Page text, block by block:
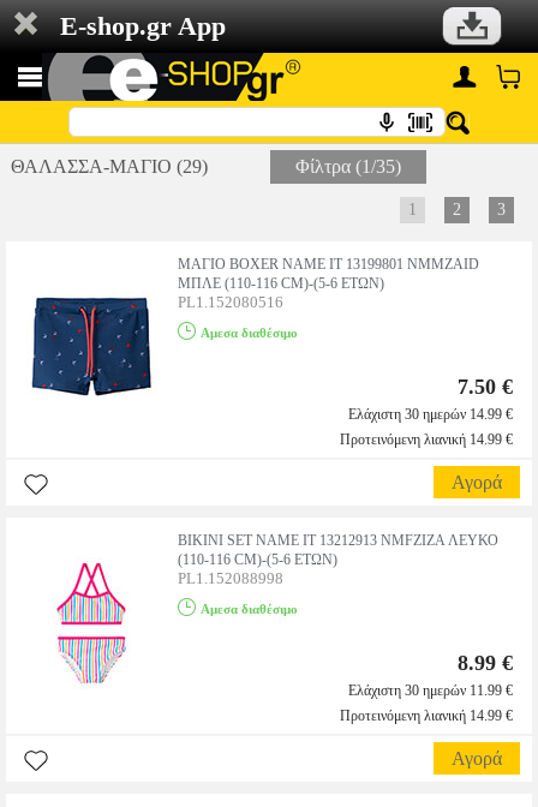
E-shop.gr App
ΘΑΛΑΣΣΑ-ΜΑΓΙΟ (29) Φίλτρα (1/35)
1 2 3
ΜΑΓΙΟ BOXER NAME IT 13199801 NMMZAID
ΜΠΛΕ (110-116 CM)-(5-6 ΕΤΩΝ)
PL1.152080516
Αμεσα διαθέσιμο
7.50 €
Ελάχιστη 30 ημερών 14.99 €
Προτεινόμενη λιανική 14.99 €
Αγορά
BIKINI SET NAME IT 13212913 NMFZIZA ΛΕΥΚΟ
(110-116 CM)-(5-6 ΕΤΩΝ)
PL1.152088998
Αμεσα διαθέσιμο
8.99 €
Ελάχιστη 30 ημερών 11.99 €
Προτεινόμενη λιανική 14.99 €
Αγορά